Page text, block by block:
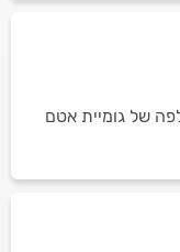
של גומיית אטם